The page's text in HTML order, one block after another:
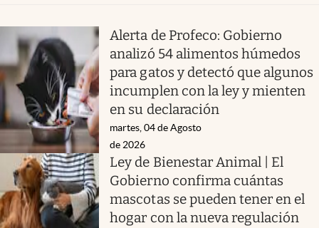
Alerta de Profeco: Gobierno
analizó 54 alimentos húmedos
para gatos y detectó que algunos
incumplen con la ley y mienten
en su declaración
martes, 04 de Agosto
de 2026
Ley de Bienestar Animal | El
Gobierno confirma cuántas
mascotas se pueden tener en el
hogar con la nueva regulación